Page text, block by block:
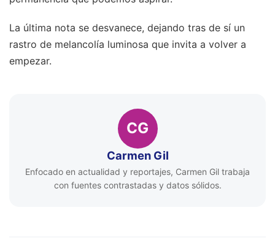
La última nota se desvanece, dejando tras de sí un
rastro de melancolía luminosa que invita a volver a
empezar.
CG
Carmen Gil
Enfocado en actualidad y reportajes, Carmen Gil trabaja
con fuentes contrastadas y datos sólidos.